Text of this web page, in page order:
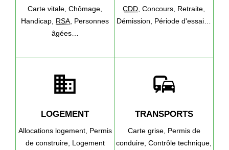
Carte vitale,Chômage,
Handicap, RSA Personnes
âgées…
CDD ,Concours, Retraite,
Démission, Période d'essai…
domain
LOGEMENT
Allocations logement, Permis
de construire, Logement
commute
TRANSPORTS
Carte grise, Permis de
conduire,Contrôle technique,